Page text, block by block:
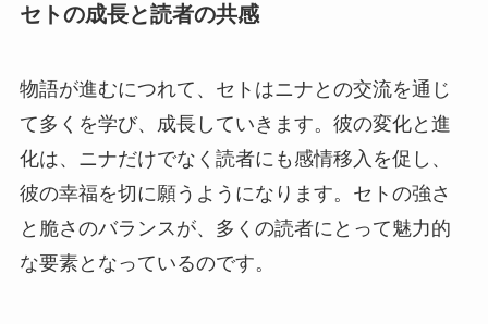
セトの成長と読者の共感
物語が進むにつれて、セトはニナとの交流を通じ
て多くを学び、成長していきます。彼の変化と進
化は、ニナだけでなく読者にも感情移入を促し、
彼の幸福を切に願うようになります。セトの強さ
と脆さのバランスが、多くの読者にとって魅力的
な要素となっているのです。